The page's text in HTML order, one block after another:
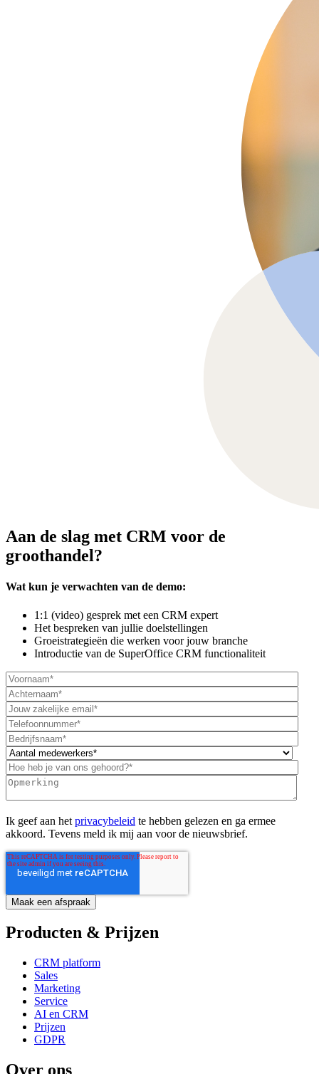
Aan de slag met CRM voor de
groothandel?
Wat kun je verwachten van de demo:
1:1 (video) gesprek met een CRM expert
Het bespreken van jullie doelstellingen
Groeistrategieën die werken voor jouw branche
Introductie van de SuperOffice CRM functionaliteit
Ik geef aan het privacybeleid te hebben gelezen en ga ermee
akkoord. Tevens meld ik mij aan voor de nieuwsbrief.
Producten & Prijzen
CRM platform
Sales
Marketing
Service
AI en CRM
Prijzen
GDPR
Over ons